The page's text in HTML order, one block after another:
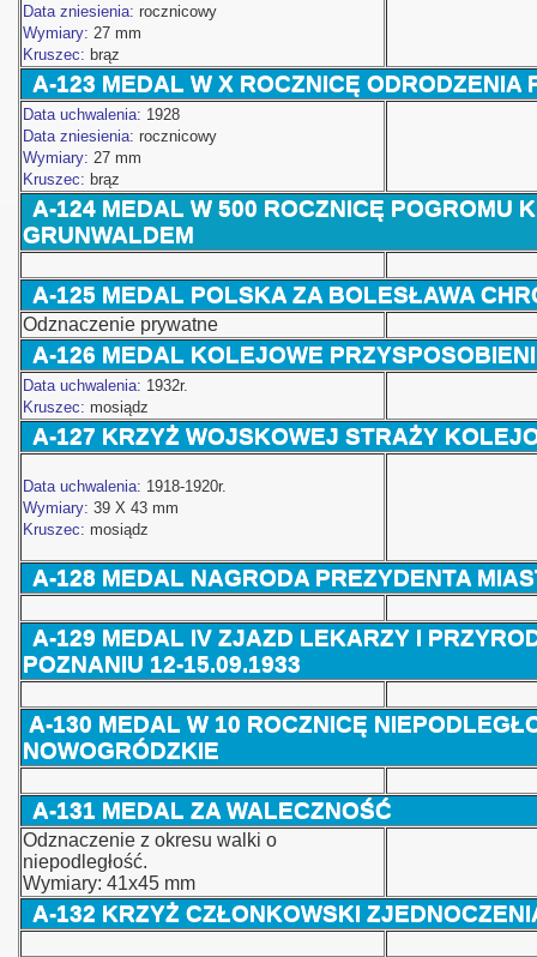
Data zniesienia: rocznicowy
Wymiary: 27 mm
Kruszec: brąz
A-123 MEDAL W X ROCZNICĘ ODRODZENIA
Data uchwalenia: 1928
Data zniesienia: rocznicowy
Wymiary: 27 mm
Kruszec: brąz
A-124 MEDAL W 500 ROCZNICĘ POGROMU
GRUNWALDEM
A-125 MEDAL POLSKA ZA BOLESŁAWA
Odznaczenie prywatne
A-126 MEDAL KOLEJOWE
Data uchwalenia: 1932r.
Kruszec: mosiądz
A-127 KRZYŻ WOJSKOWEJ STRAŻY
Data uchwalenia: 1918-1920r.
Wymiary: 39 X 43 mm
Kruszec: mosiądz
A-128 MEDAL NAGRODA PREZYDENTA
A-129 MEDAL IV ZJAZD LEKARZY I
POZNANIU 12-15.09.1933
A-130 MEDAL W 10 ROCZNICĘ
NOWOGRÓDZKIE
A-131 MEDAL ZA WALECZNOŚĆ
Odznaczenie z okresu walki o
niepodległość.
Wymiary: 41x45 mm
A-132 KRZYŻ CZŁONKOWSKI
Polski